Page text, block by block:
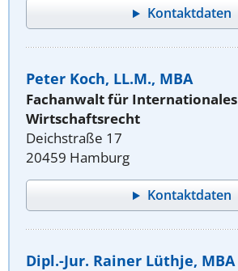
Kontaktdaten
Peter Koch, LL.M., MBA
Fachanwalt für Internationales
Wirtschaftsrecht
Deichstraße 17
20459 Hamburg
Kontaktdaten
Dipl.-Jur. Rainer Lüthje, MBA